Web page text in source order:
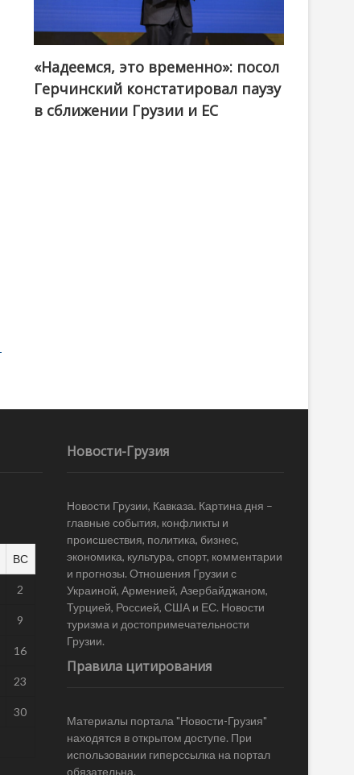
«Надеемся, это временно»: посол
Герчинский констатировал паузу
в сближении Грузии и ЕС
ВС
2
9
16
23
30
Новости-Грузия
Новости Грузии, Кавказа. Картина дня –
главные события, конфликты и
происшествия, политика, бизнес,
экономика, культура, спорт, комментарии
и прогнозы. Отношения Грузии с
Украиной, Арменией, Азербайджаном,
Турцией, Россией, США и ЕС. Новости
туризма и достопримечательности
Грузии.
Правила цитирования
Материалы портала "Новости-Грузия"
находятся в открытом доступе. При
использовании гиперссылка на портал
обязательна.